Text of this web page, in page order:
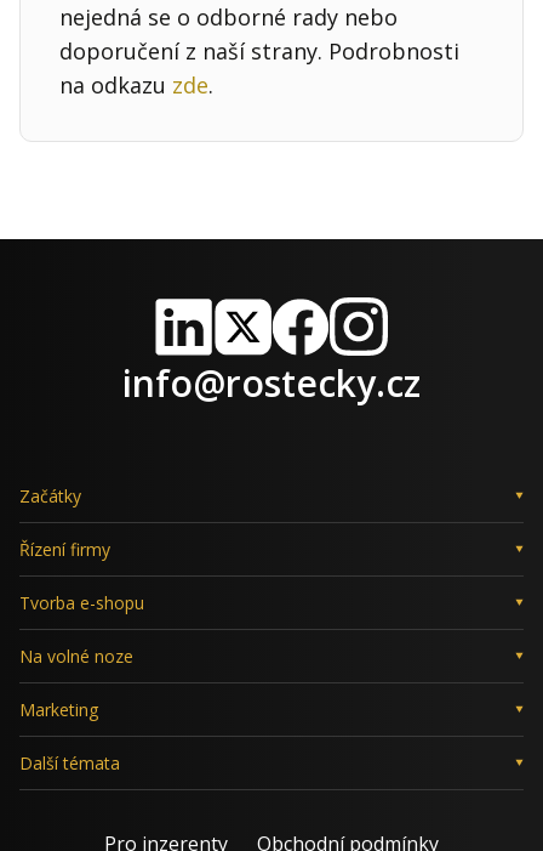
nejedná se o odborné rady nebo
doporučení z naší strany. Podrobnosti
na odkazu zde.
LinkedIn
X FacebookInstagram
info@rostecky.cz
Začátky
Řízení firmy
Tvorba e-shopu
Na volné noze
Marketing
Další témata
Pro inzerenty Obchodní podmínky